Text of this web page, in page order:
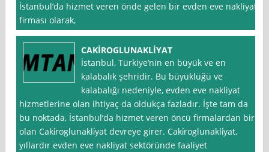
İstanbul’da hizmet veren önde gelen bir evden eve nakliyat
firması olarak,
CAKİROGLUNAKLİYAT
İstanbul, Türkiye’nin en büyük ve en
kalabalık şehridir. Bu büyüklüğü ve
kalabalığı nedeniyle, evden eve nakliyat
hizmetlerine olan ihtiyaç da oldukça fazladır. İşte tam da
bu noktada, İstanbul’da hizmet veren öncü firmalardan biri
olan Caki̇roglunakli̇yat devreye girer. Caki̇roglunakli̇yat,
yıllardır evden eve nakliyat sektöründe faaliyet